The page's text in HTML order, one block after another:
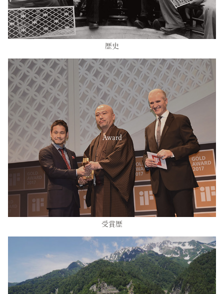
歴史
Award
受賞歴